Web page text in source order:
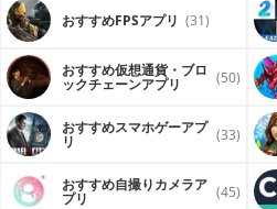
おすすめFPSアプリ (31)
おすすめ仮想通貨・ブロ
ックチェーンアプリ (50)
おすすめスマホゲーアプ
リ (33)
おすすめ自撮りカメラア
プリ (45)